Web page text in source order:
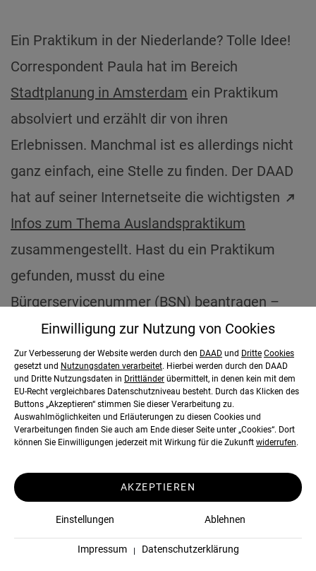
Ein Praktikum in der Niederlande? Tolle Idee!
Correspondent Paula hat im Bereich
Stadtplanung in Amsterdam ein Praktikum
absolviert und erzählt dir von ihren
Erlebnissen. Manchmal ist es allerdings nicht
ganz einfach, eine Stelle zu finden. Der DAAD
hat auf seiner Internetseite die wichtigsten
Infos zum Thema Auslandspraktikum
zusammengestellt. Hast du ein Praktikum
gefunden, musst du eine
Bürgerservicenummer (BSN) beantragen –
erst dann kann dir dein Gehalt ausgezahlt
werden, das in den Niederlanden für ein
Praktikum meist um die 500 Euro im Monat
liegt.
Tipps & Erfahrungen von
Einwilligung zur Nutzung von Cookies
Zur Verbesserung der Website werden durch den DAAD und Dritte Cookies
gesetzt und Nutzungsdaten verarbeitet. Hierbei werden durch den DAAD
und Dritte Nutzungsdaten in Drittländer übermittelt, in denen kein mit dem
EU-Recht vergleichbares Datenschutzniveau besteht. Durch das Klicken des
Buttons „Akzeptieren“ stimmen Sie dieser Verarbeitung zu.
Auswahlmöglichkeiten und Erläuterungen zu diesen Cookies und
Verarbeitungen finden Sie auch am Ende dieser Seite unter „Cookies“. Dort
können Sie Einwilligungen jederzeit mit Wirkung für die Zukunft widerrufen.
Einstellungen Ablehnen
AKZEPTIEREN
Impressum Datenschutzerklärung